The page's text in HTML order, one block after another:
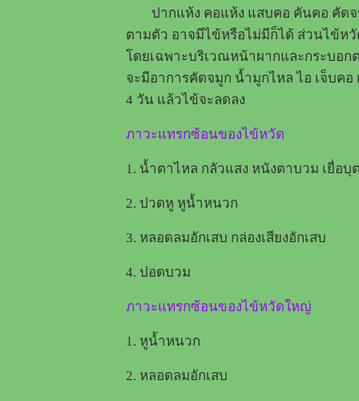
ปากแห้ง คอแห้ง แสบคอ คันคอ คัดจ
ตามตัว อาจมีไข้หรือไม่มีก็ได้ ส่วนไข้ห
โดยเฉพาะบริเวณหน้าผากและกระบอ
จะมีอาการคัดจมูก น้ำมูกไหล ไอ เจ็บค
4 วัน แล้วไข้จะลดลง
ภาวะแทรกซ้อนของไข้หวัด
1. น้ำตาไหล กลัวแสง หนังตาบวม เยื่อบุ
2. ปวดหู หูน้ำหนวก
3. หลอดลมอักเสบ กล่องเสียงอักเสบ
4. ปอดบวม
ภาวะแทรกซ้อนของไข้หวัดใหญ
1. หูน้ำหนวก
2. หลอดลมอักเสบ